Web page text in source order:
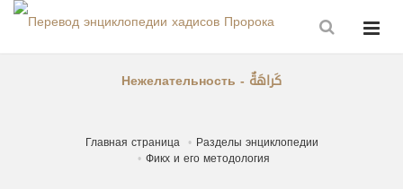
Нежелательность - كَراهَةٌ
Главная страница
Разделы энциклопедии
Фикх и его методология